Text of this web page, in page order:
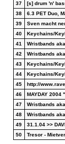
37
[s] drum 'n'
38
6.3 PET Duo,
39
Sven macht
40
Keychains/
41
Wristbands
42
Wristbands
43
Keychains/
44
Keychains/
45
http://
46
MAYDAY 2004
47
Wristbands
48
Wristbands
49
31.1.04 >>
50
Tresor -